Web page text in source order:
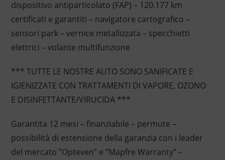
dispositivo antiparticolato (FAP) – 120.177 km
certificati e garantiti – navigatore cartografico –
sensori park – vernice metallizzata – specchietti
elettrici – volante multifunzione
*** TUTTE LE NOSTRE AUTO SONO SANIFICATE E
IGIENIZZATE CON TRATTAMENTI DI VAPORE, OZONO
E DISINFETTANTE/VIRUCIDA ***
Garantita 12 mesi – finanziabile – permute –
possibilità di estensione della garanzia con i leader
del mercato ”Opteven” e ”Mapfre Warranty” –